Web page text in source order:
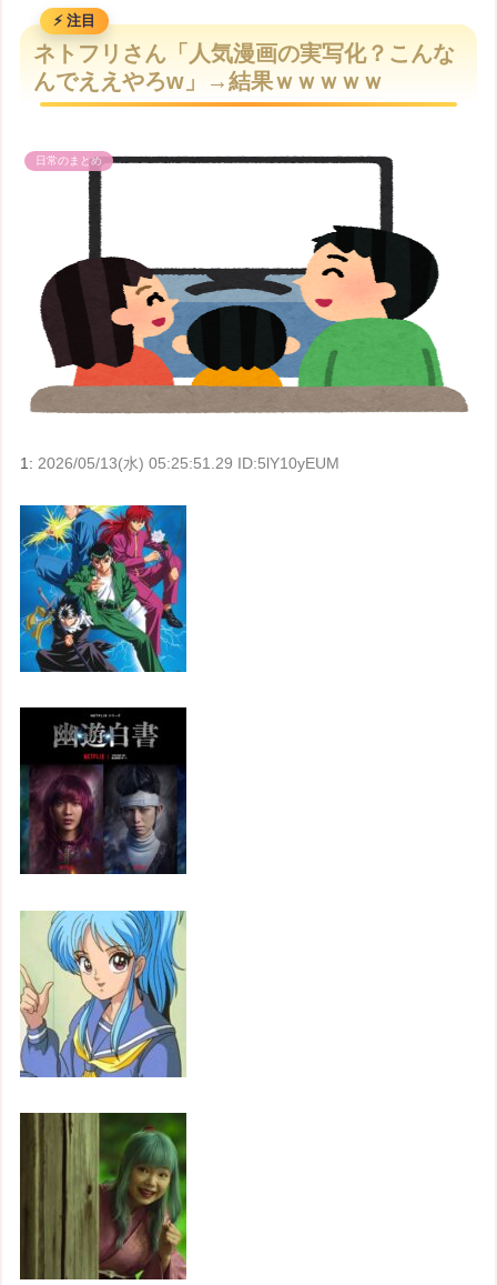
M
u
t
ネトフリさん「人気漫画の実写化？こんな
んでええやろw」→結果ｗｗｗｗｗ
日常のまとめ
1: 2026/05/13(水) 05:25:51.29 ID:5lY10yEUM